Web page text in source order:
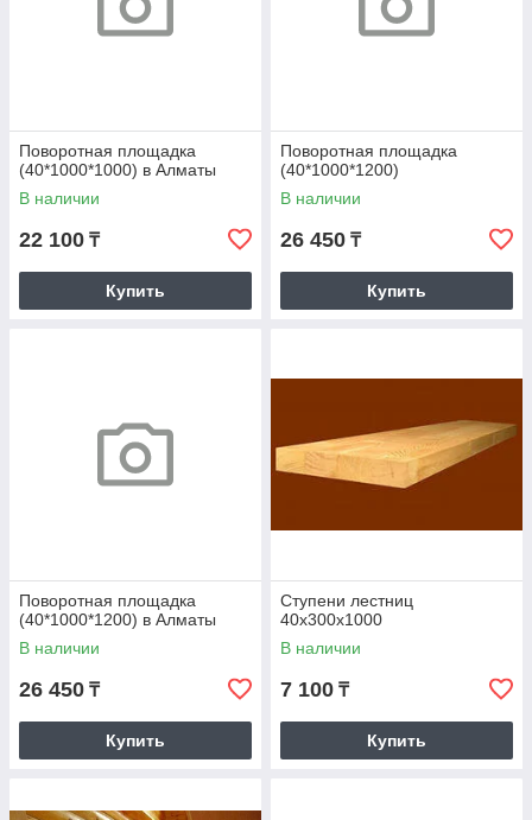
Поворотная площадка
(40*1000*1000) в Алматы
В наличии
22 100 ₸
Купить
Поворотная площадка
(40*1000*1200)
В наличии
26 450 ₸
Купить
Поворотная площадка
(40*1000*1200) в Алматы
В наличии
26 450 ₸
Купить
Ступени лестниц
40х300х1000
В наличии
7 100 ₸
Купить